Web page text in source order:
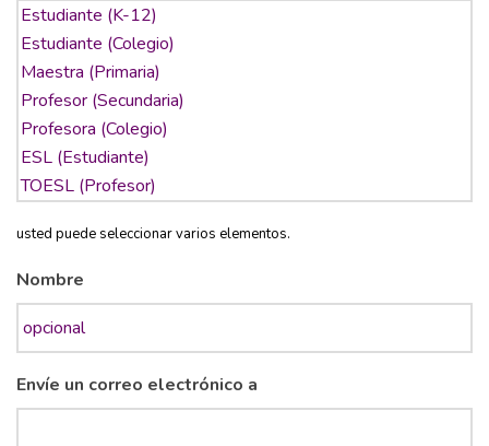
usted puede seleccionar varios elementos.
Nombre
Envíe un correo electrónico a